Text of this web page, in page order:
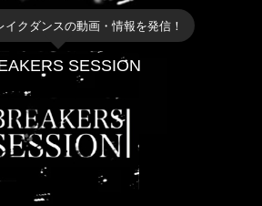
イクダンスの動画・情報を発信！
SESSION